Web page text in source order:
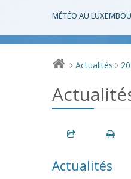
MÉTÉO AU
> Actualités >
Actualités